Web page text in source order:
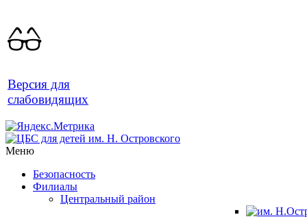
Версия для
слабовидящих
Меню
Безопасность
Филиалы
Центральный район